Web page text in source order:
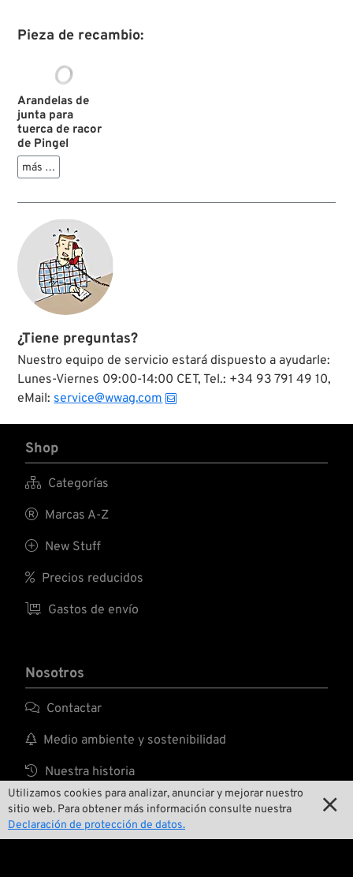
Utilizamos cookies para analizar, anunciar y mejorar nuestro
sitio web. Para obtener más información consulte nuestra
Declaración de protección de datos.

Pieza de recambio:
Arandelas de
junta para
tuerca de racor
de Pingel
más …
¿Tiene preguntas?
Nuestro equipo de servicio estará dispuesto a ayudarle:
Lunes-Viernes 09:00-14:00 CET, Tel.: +34 93 791 49 10,
eMail:service@wwag.com
Shop
 Categorías
 Marcas A-Z
 New Stuff
 Precios reducidos
 Gastos de envío
Nosotros
 Contactar
 Medio ambiente y sostenibilidad
 Nuestra historia
Wrecking Crew